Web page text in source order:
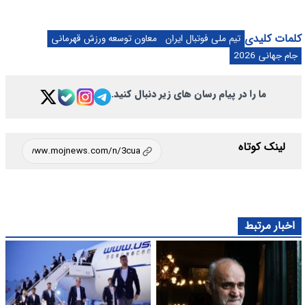
کلمات کلیدی تیم ملی فوتبال ایران معاون توسعه ورزش قهرمانی
جام جهانی 2026
ما را در پیام رسان های زیر دنبال کنید.
لینک کوتاه
اخبار مرتبط